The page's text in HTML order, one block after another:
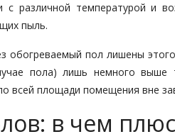
различной температурой и
пыль.
обогреваемый пол лишены
пола) лишь немного выше
всей площади помещения вне
в чем